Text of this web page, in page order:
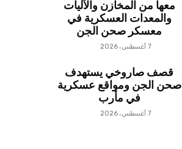
معها من المخازن والآليات
والمعدات العسكرية في
معسكر صحن الجن
7 أغسطس، 2026
قصف صاروخي يستهدف
صحن الجن ومواقع عسكرية
في مأرب
7 أغسطس، 2026